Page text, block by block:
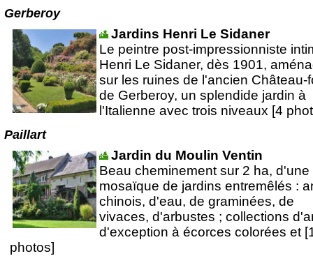
Gerberoy
Jardins Henri Le Sidaner
Le peintre post-impressionniste
Henri Le Sidaner, dès 1901,
sur les ruines de l'ancien Château-
de Gerberoy, un splendide jardin à
l'Italienne avec trois niveaux [4
Paillart
Jardin du Moulin Ventin
Beau cheminement sur 2 ha, d'une
mosaïque de jardins entremêlés :
chinois, d'eau, de graminées, de
vivaces, d'arbustes ; collections
d'exception à écorces colorées et
photos]